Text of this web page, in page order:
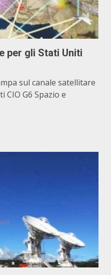
per gli Stati Uniti
sul canale satellitare
CIO G6 Spazio e